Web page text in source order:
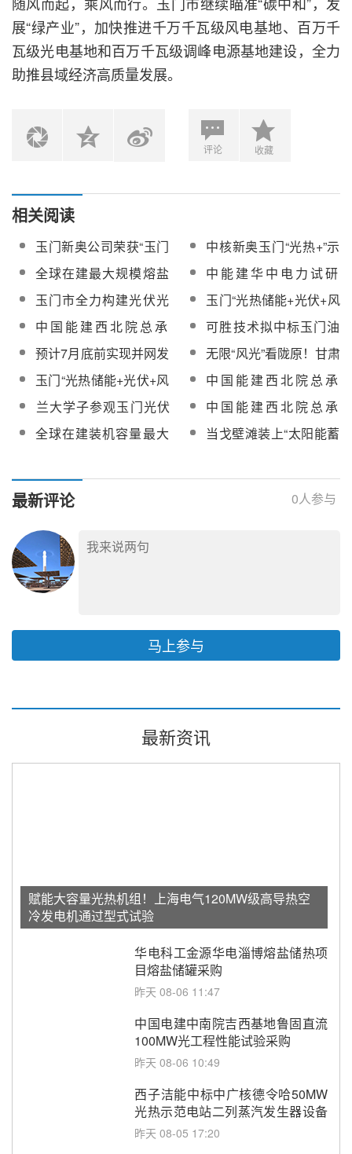
展“绿产业”，加快推进千万千瓦级风电基地、百万千
瓦级光电基地和百万千瓦级调峰电源基地建设，全力
助推县域经济高质量发展。
评论 收藏
相关阅读
玉门新奥公司荣获“玉门
市青少年光热科普教育
基地”称号
中核新奥玉门“光热+”示
范项目预计6月30日实
现并网发电
全球在建最大规模熔盐
线性菲涅尔玉门10万千
瓦光热储能工程化学制
水一次成功
中能建华中电力试研
院！玉门10万千瓦光热
储能项目厂用系统受电
一次成功
玉门市全力构建光伏光
热全产业链发展新格局
玉门“光热储能+光伏+风
电”示范项目10万千瓦光
热储能工程技术咨询服
务采购
中国能建西北院总承
包！玉门10万千瓦光热
储能工程完成又一里程
碑节点
可胜技术拟中标玉门油
田2024年采油院熔盐储
能绿色蒸汽技术研究
预计7月底前实现并网发
电！CCTV1和CCTV13
共同聚焦新华发电玉门
光热+示范项目
无限“风光”看陇原！甘肃
卫视聚焦玉门光热发电
产业
玉门“光热储能+光伏+风
电”示范项目10万千瓦光
热储能工程技术咨询服
务成交候选人公示
中国能建西北院总承
包！玉门10万千瓦光热
储能工程进入并网发电
倒计时
​兰大学子参观玉门光伏
光热全产业链项目
中国能建西北院总承
包！玉门10万千瓦光热
储能工程机组系统调试
全球在建装机容量最大
建设过程实录】
当戈壁滩装上“太阳能蓄
最新评论 0人参与
马上参与
最新资讯
赋能大容量光热机组！上海电气120MW级高导热空
冷发电机通过型式试验
华电科工金源华电淄博熔盐储热项
目熔盐储罐采购
昨天 08-06 11:47
中国电建中南院吉西基地鲁固直流
100MW光工程性能试验采购
昨天 08-06 10:49
西子洁能中标中广核德令哈50MW
光热示范电站二列蒸汽发生器设备
采购
昨天 08-05 17:20